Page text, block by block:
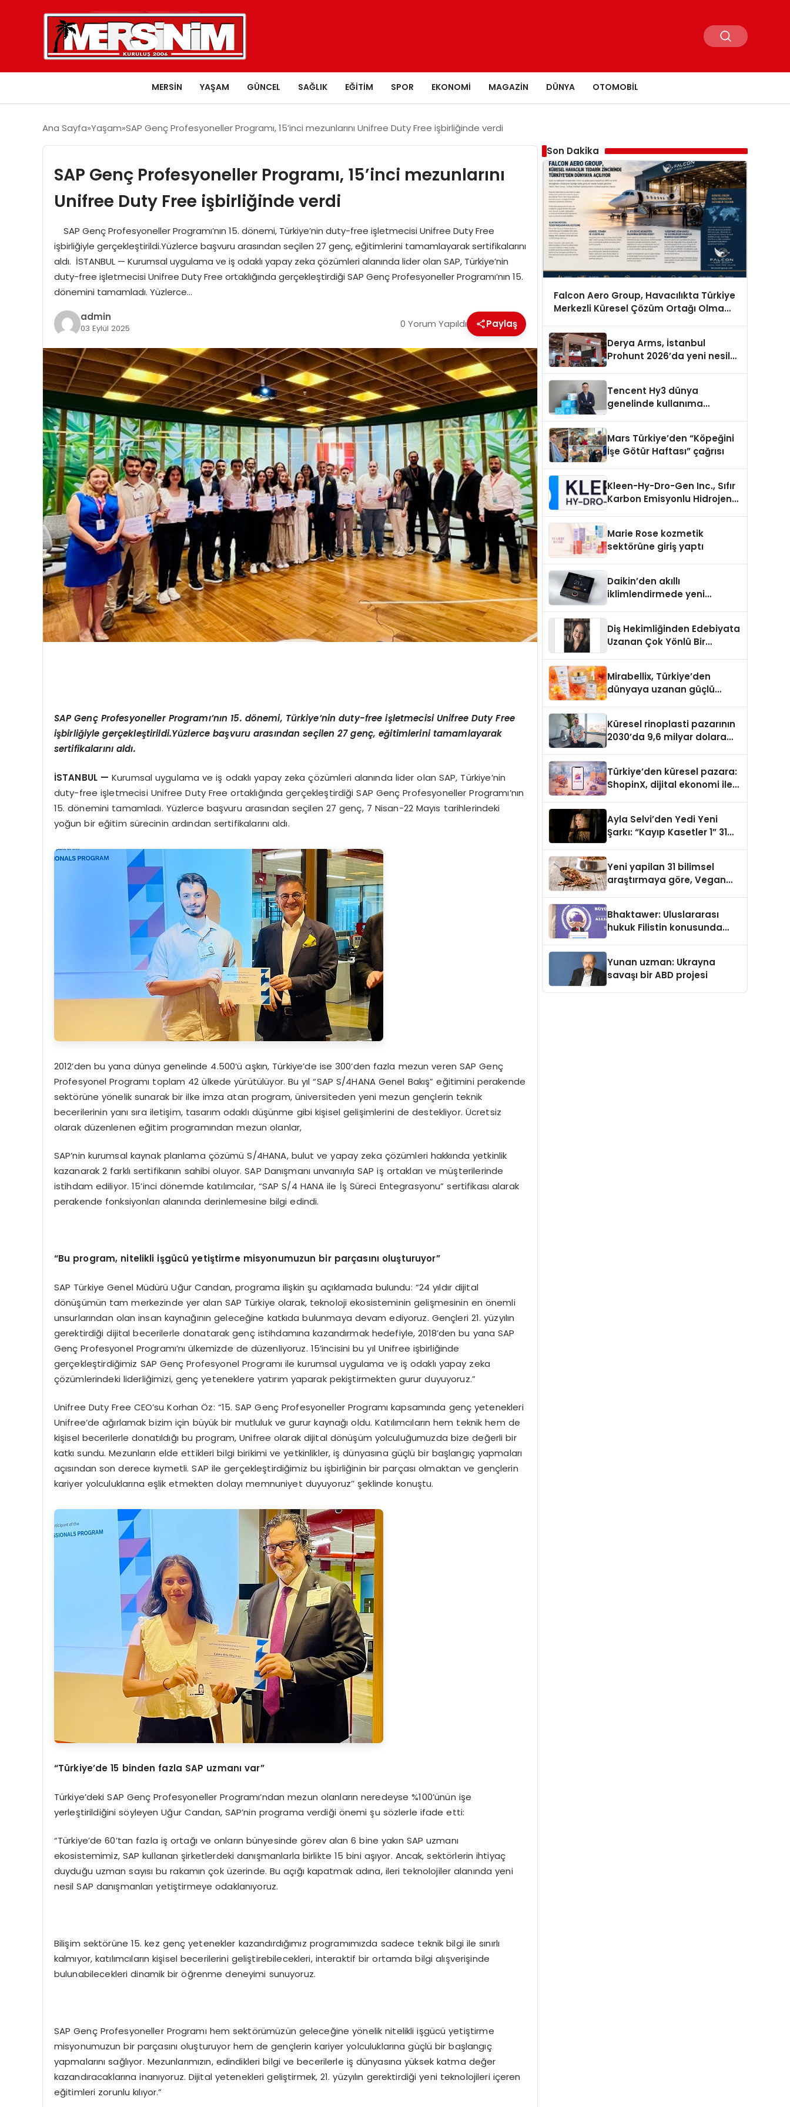
MERSIN YAŞAM GÜNCEL SAĞLIK EĞITIM SPOR EKONOMI MAGAZIN DÜNYA OTOMOBIL
Ana Sayfa Yaşam SAP Genç Profesyoneller Programı, 15’inci mezunlarını Unifree Duty Free işbirliğinde verdi
SAP Genç Profesyoneller Programı, 15’inci mezunlarını
Unifree Duty Free işbirliğinde verdi
SAP Genç Profesyoneller Programı’nın 15. dönemi, Türkiye’nin duty-free işletmecisi Unifree Duty Free
işbirliğiyle gerçekleştirildi.Yüzlerce başvuru arasından seçilen 27 genç, eğitimlerini tamamlayarak sertifikalarını
aldı. İSTANBUL — Kurumsal uygulama ve iş odaklı yapay zeka çözümleri alanında lider olan SAP, Türkiye’nin
duty-free işletmecisi Unifree Duty Free ortaklığında gerçekleştirdiği SAP Genç Profesyoneller Programı’nın 15.
dönemini tamamladı. Yüzlerce…
admin
03 Eylül 2025 0 Yorum Yapıldı Paylaş
SAP Genç Profesyoneller Programı’nın 15. dönemi, Türkiye’nin duty-free işletmecisi Unifree Duty Free
işbirliğiyle gerçekleştirildi.Yüzlerce başvuru arasından seçilen 27 genç, eğitimlerini tamamlayarak
sertifikalarını aldı.
İSTANBUL — Kurumsal uygulama ve iş odaklı yapay zeka çözümleri alanında lider olan SAP, Türkiye’nin
duty-free işletmecisi Unifree Duty Free ortaklığında gerçekleştirdiği SAP Genç Profesyoneller Programı’nın
15. dönemini tamamladı. Yüzlerce başvuru arasından seçilen 27 genç, 7 Nisan-22 Mayıs tarihlerindeki
yoğun bir eğitim sürecinin ardından sertifikalarını aldı.
2012’den bu yana dünya genelinde 4.500’ü aşkın, Türkiye’de ise 300’den fazla mezun veren SAP Genç
Profesyonel Programı toplam 42 ülkede yürütülüyor. Bu yıl “SAP S/4HANA Genel Bakış” eğitimini perakende
sektörüne yönelik sunarak bir ilke imza atan program, üniversiteden yeni mezun gençlerin teknik
becerilerinin yanı sıra iletişim, tasarım odaklı düşünme gibi kişisel gelişimlerini de destekliyor. Ücretsiz
olarak düzenlenen eğitim programından mezun olanlar,
SAP’nin kurumsal kaynak planlama çözümü S/4HANA, bulut ve yapay zeka çözümleri hakkında yetkinlik
kazanarak 2 farklı sertifikanın sahibi oluyor. SAP Danışmanı unvanıyla SAP iş ortakları ve müşterilerinde
istihdam ediliyor. 15’inci dönemde katılımcılar, “SAP S/4 HANA ile İş Süreci Entegrasyonu” sertifikası alarak
perakende fonksiyonları alanında derinlemesine bilgi edindi.
“Bu program, nitelikli işgücü yetiştirme misyonumuzun bir parçasını oluşturuyor”
SAP Türkiye Genel Müdürü Uğur Candan, programa ilişkin şu açıklamada bulundu: “24 yıldır dijital
dönüşümün tam merkezinde yer alan SAP Türkiye olarak, teknoloji ekosisteminin gelişmesinin en önemli
unsurlarından olan insan kaynağının geleceğine katkıda bulunmaya devam ediyoruz. Gençleri 21. yüzyılın
gerektirdiği dijital becerilerle donatarak genç istihdamına kazandırmak hedefiyle, 2018’den bu yana SAP
Genç Profesyonel Programı’nı ülkemizde de düzenliyoruz. 15’incisini bu yıl Unifree işbirliğinde
gerçekleştirdiğimiz SAP Genç Profesyonel Programı ile kurumsal uygulama ve iş odaklı yapay zeka
çözümlerindeki liderliğimizi, genç yeteneklere yatırım yaparak pekiştirmekten gurur duyuyoruz.”
Unifree Duty Free CEO’su Korhan Öz: “15. SAP Genç Profesyoneller Programı kapsamında genç yetenekleri
Unifree’de ağırlamak bizim için büyük bir mutluluk ve gurur kaynağı oldu. Katılımcıların hem teknik hem de
kişisel becerilerle donatıldığı bu program, Unifree olarak dijital dönüşüm yolculuğumuzda bize değerli bir
katkı sundu. Mezunların elde ettikleri bilgi birikimi ve yetkinlikler, iş dünyasına güçlü bir başlangıç yapmaları
açısından son derece kıymetli. SAP ile gerçekleştirdiğimiz bu işbirliğinin bir parçası olmaktan ve gençlerin
kariyer yolculuklarına eşlik etmekten dolayı memnuniyet duyuyoruz’’ şeklinde konuştu.
“Türkiye’de 15 binden fazla SAP uzmanı var”
Türkiye’deki SAP Genç Profesyoneller Programı’ndan mezun olanların neredeyse %100’ünün işe
yerleştirildiğini söyleyen Uğur Candan, SAP’nin programa verdiği önemi şu sözlerle ifade etti:
“Türkiye’de 60’tan fazla iş ortağı ve onların bünyesinde görev alan 6 bine yakın SAP uzmanı
ekosistemimiz, SAP kullanan şirketlerdeki danışmanlarla birlikte 15 bini aşıyor. Ancak, sektörlerin ihtiyaç
duyduğu uzman sayısı bu rakamın çok üzerinde. Bu açığı kapatmak adına, ileri teknolojiler alanında yeni
nesil SAP danışmanları yetiştirmeye odaklanıyoruz.
Bilişim sektörüne 15. kez genç yetenekler kazandırdığımız programımızda sadece teknik bilgi ile sınırlı
kalmıyor, katılımcıların kişisel becerilerini geliştirebilecekleri, interaktif bir ortamda bilgi alışverişinde
bulunabilecekleri dinamik bir öğrenme deneyimi sunuyoruz.
SAP Genç Profesyoneller Programı hem sektörümüzün geleceğine yönelik nitelikli işgücü yetiştirme
misyonumuzun bir parçasını oluşturuyor hem de gençlerin kariyer yolculuklarına güçlü bir başlangıç
yapmalarını sağlıyor. Mezunlarımızın, edindikleri bilgi ve becerilerle iş dünyasına yüksek katma değer
kazandıracaklarına inanıyoruz. Dijital yetenekleri geliştirmek, 21. yüzyılın gerektirdiği yeni teknolojileri içeren
eğitimleri zorunlu kılıyor.”
Son Dakika
Falcon Aero Group, Havacılıkta Türkiye
Merkezli Küresel Çözüm Ortağı Olma
Derya Arms, İstanbul
Prohunt 2026’da yeni nesil
Tencent Hy3 dünya
genelinde kullanıma
Mars Türkiye’den “Köpeğini
İşe Götür Haftası” çağrısı
Kleen-Hy-Dro-Gen Inc., Sıfır
Karbon Emisyonlu Hidrojen
Aldı
Marie Rose kozmetik
sektörüne giriş yaptı
Daikin’den akıllı
iklimlendirmede yeni
Diş Hekimliğinden Edebiyata
Uzanan Çok Yönlü Bir
Mirabellix, Türkiye’den
dünyaya uzanan güçlü
Küresel rinoplasti pazarının
2030’da 9,6 milyar dolara
Türkiye’den küresel pazara:
ShopinX, dijital ekonomi ile
Ayla Selvi’den Yedi Yeni
Şarkı: “Kayıp Kasetler 1” 31
Yeni yapilan 31 bilimsel
araştırmaya göre, Vegan
Sindirildiğini Ortaya Koydu
Bhaktawer: Uluslararası
hukuk Filistin konusunda
Yunan uzman: Ukrayna
savaşı bir ABD projesi